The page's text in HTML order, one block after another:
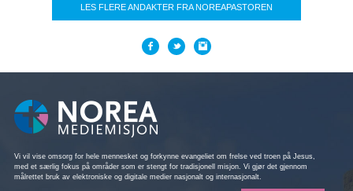
LES FLERE ANDAKTER FRA NOREAPASTOREN
Vi vil vise omsorg for hele mennesket og forkynne evangeliet om frelse ved troen på Jesus,
med et særlig fokus på områder som er stengt for tradisjonell misjon. Vi gjør det gjennom
målrettet bruk av elektroniske og digitale medier nasjonalt og internasjonalt.